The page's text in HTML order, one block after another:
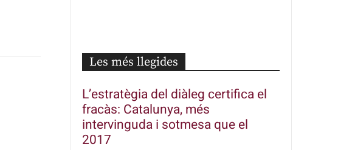
Les més llegides
L’estratègia del diàleg certifica el
fracàs: Catalunya, més
intervinguda i sotmesa que el
2017